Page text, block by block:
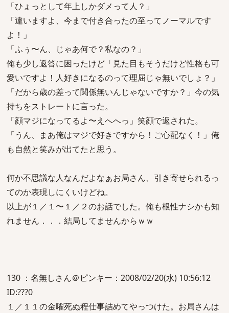
「ひょっとして年上しかダメって人？」
「違いますよ、今まで付き合ったの至ってノーマルです
よ！」
「ふぅ〜ん、じゃあ何で？私なの？」
俺も少し返答に困ったけど「見た目もそうだけど性格も可
愛いですよ！人好きになるのって理屈じゃ無いでしょ？」
「だから歳の差って関係無いんじゃないですか？」今の気
持ちをストレートに言った。
「顔マジになってるよ〜えへへっ」笑顔で返された。
「うん、まあ俺はマジで好きですから！ご心配なく！」俺
も自然と笑みが出てたと思う。
何か不思議な人なんだよなぁお局さん、引き寄せられるっ
てのか表現しにくいけどね。
以上が１／１〜１／２のお話でした。俺も根性ナシかも知
れません．．．結局してませんからｗｗ
130 ：名無しさん＠ピンキー：2008/02/20(水) 10:56:12
ID:???0
１／１１の金曜死ぬ程仕事詰めてやっつけた。お局さんは